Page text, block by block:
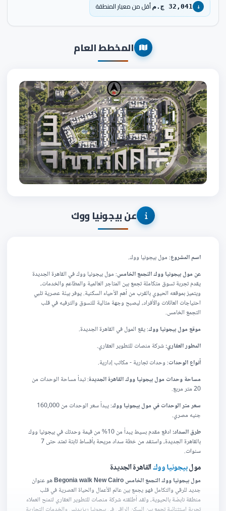
↓ 32,041 ج.م أقل من معيار المنطقة
المخطط العام
عن بيجونيا ووك
اسم المشروع: مول بيجونيا ووك.
عن مول بيجونيا ووك التجمع الخامس: مول بيجونيا ووك في القاهرة الجديدة
يقدم تجربة تسوق متكاملة تجمع بين المتاجر العالمية والمطاعم والخدمات،
ويتميز بموقعه الحيوي بالقرب من أهم الأحياء السكنية. يوفر بيئة عصرية تلبي
احتياجات العائلات والأفراد، ليصبح وجهة مثالية للتسوق والترفيه في قلب
التجمع الخامس.
موقع مول بيجونيا ووك: يقع المول في القاهرة الجديدة.
المطور العقاري:شركة منصات للتطوير العقاري.
أنواع الوحدات: وحدات تجارية - مكاتب إدارية.
مساحة وحدات مول بيجونيا ووك القاهرة الجديدة: تبدأ مساحة الوحدات من
20 متر مربع.
سعر متر الوحدات في مول بيجونيا ووك
: يبدأ سعر الوحدات من 160,000
جنيه مصري.
طرق السداد:
ادفع مقدم بسيط يبدأ من 10% من قيمة وحدتك في بيجونيا ووك
بالقاهرة الجديدة، واستفد من خطة سداد مريحة بأقساط ثابتة تمتد حتى 7
سنوات.
مولبيجونيا ووكالقاهرة الجديدة
مول بيجونيا ووك التجمع الخامس Begonia walk New Cairo
هو عنوان
جديد للرقي والتكامل فهو يجمع بين عالم الأعمال والحياة العصرية في قلب
منطقة نابضة بالحيوية، ولقد أطلقته شركة منصات للتطوير العقاري لتمنح العملاء